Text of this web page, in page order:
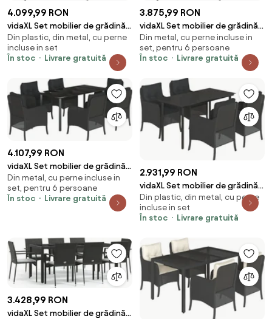
4.099,99 RON
vidaXL Set mobilier de grădină
cu perne, 7 piese, negru,
poliratan
Din plastic, din metal, cu perne
incluse in set
În stoc
Livrare gratuită
3.875,99 RON
vidaXL Set mobilier de grădină
cu perne, 7 piese, negru,
poliratan
Din metal, cu perne incluse in
set, pentru 6 persoane
În stoc
Livrare gratuită
4.107,99 RON
vidaXL Set mobilier de grădină
cu perne, 7 piese, negru,
poliratan
Din metal, cu perne incluse in
set, pentru 6 persoane
În stoc
Livrare gratuită
2.931,99 RON
vidaXL Set mobilier de grădină
cu perne, 5 piese, negru,
poliratan
Din plastic, din metal, cu perne
incluse in set
În stoc
Livrare gratuită
3.428,99 RON
vidaXL Set mobilier de grădină